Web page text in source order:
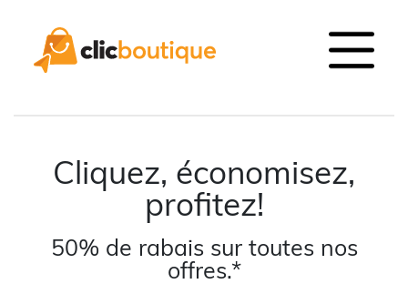
Cliquez, économisez,
profitez!
50% de rabais sur toutes nos
offres.*